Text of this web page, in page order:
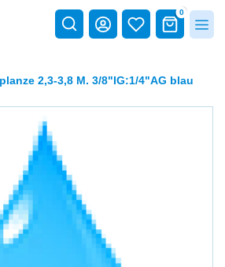
0
2,3-3,8 M. 3/8"IG:1/4"AG blau